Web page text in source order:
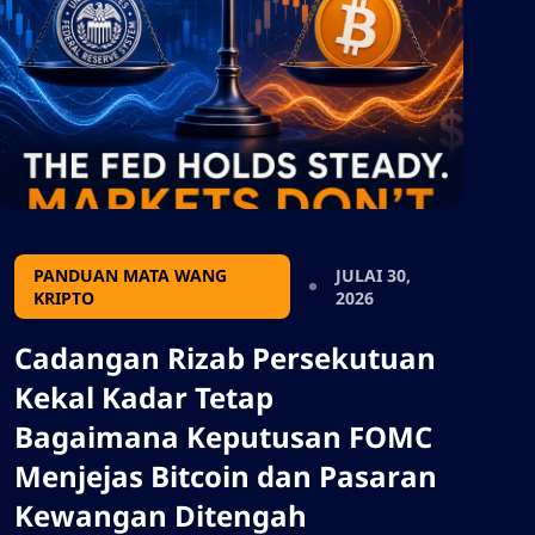
untuk pengurusan aset digital dan
pertumbuhan crypto institusi. Juga
tolong jangan tambah sebarang
tanda petikan, saya perlu
menggunakan output dalam
format json, jadi jangan tambah
sebarang aksara yang akan
merosakkan format json.
PANDUAN MATA WANG
KRIPTO
JULAI 30,
2026
Cadangan Rizab Persekutuan
Kekal Kadar Tetap
Bagaimana Keputusan FOMC
Menjejas Bitcoin dan Pasaran
Kewangan Ditengah